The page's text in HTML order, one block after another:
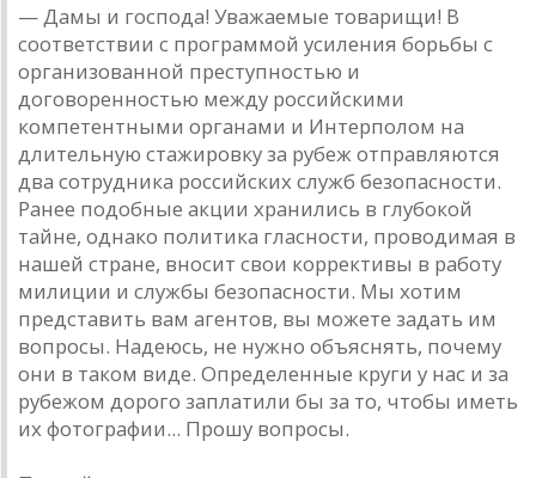
— Дамы и господа! Уважаемые товарищи! В
соответствии с программой усиления борьбы с
организованной преступностью и
договоренностью между российскими
компетентными органами и Интерполом на
длительную стажировку за рубеж отправляются
два сотрудника российских служб безопасности.
Ранее подобные акции хранились в глубокой
тайне, однако политика гласности, проводимая в
нашей стране, вносит свои коррективы в работу
милиции и службы безопасности. Мы хотим
представить вам агентов, вы можете задать им
вопросы. Надеюсь, не нужно объяснять, почему
они в таком виде. Определенные круги у нас и за
рубежом дорого заплатили бы за то, чтобы иметь
их фотографии... Прошу вопросы.